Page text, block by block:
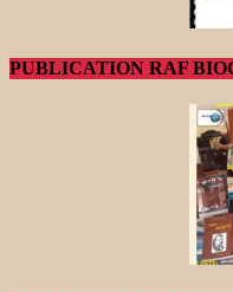
PUBLICATION RAF